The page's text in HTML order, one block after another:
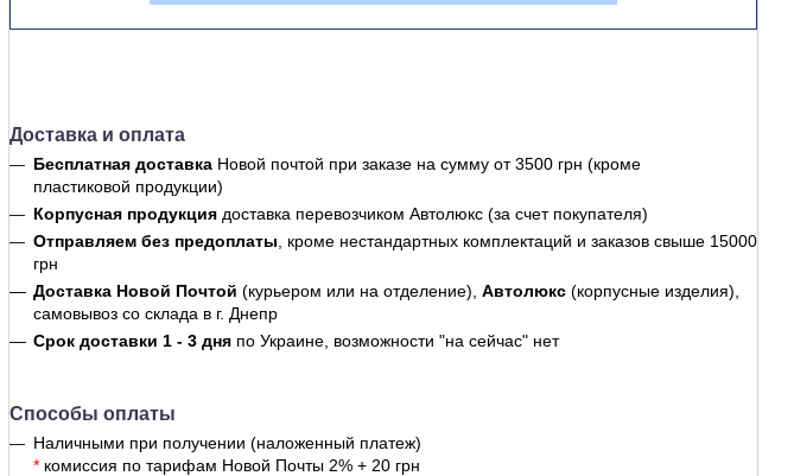
Доставка и оплата
Бесплатная доставка Новой почтой при заказе на сумму от 3500 грн (кроме
пластиковой продукции)
Корпусная продукция доставка перевозчиком Автолюкс (за счет покупателя)
Отправляем без предоплаты, кроме нестандартных комплектаций и заказов свыше 15000
грн
Доставка Новой Почтой (курьером или на отделение), Автолюкс (корпусные изделия),
самовывоз со склада в г. Днепр
Срок доставки 1 - 3 дня по Украине, возможности "на сейчас" нет
Способы оплаты
Наличными при получении (наложенный платеж)
* комиссия по тарифам Новой Почты 2% + 20 грн